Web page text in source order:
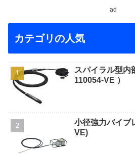
ad
カテゴリの人気
スパイラル型内
110054-VE ）
小径強力バイブレータ
VE)